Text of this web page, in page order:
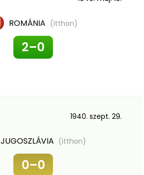
ROMÁNIA (itthon)
2–0
1940. szept. 29.
JUGOSZLÁVIA (itthon)
0–0